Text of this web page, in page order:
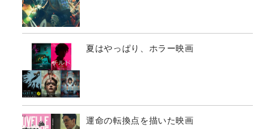
夏はやっぱり、ホラー映画
運命の転換点を描いた映画